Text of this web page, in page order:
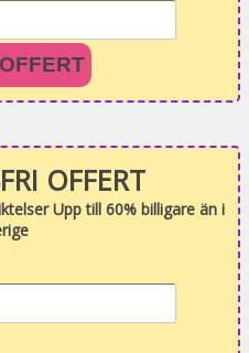
OFFERT
Upp till 60% billigare än i